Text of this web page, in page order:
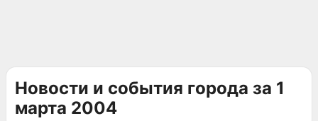
Новости и события города за 1
марта 2004